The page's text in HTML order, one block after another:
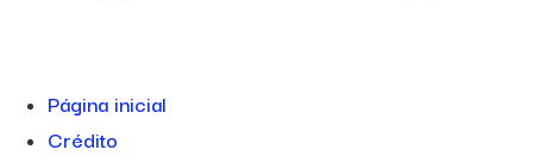
Página inicial
Crédito